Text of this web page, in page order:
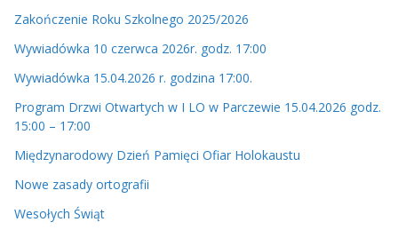
o
Zakończenie Roku Szkolnego 2025/2026
Wywiadówka 10 czerwca 2026r. godz. 17:00
Wywiadówka 15.04.2026 r. godzina 17:00.
Program Drzwi Otwartych w I LO w Parczewie 15.04.2026 godz.
15:00 – 17:00
Międzynarodowy Dzień Pamięci Ofiar Holokaustu
Nowe zasady ortografii
Wesołych Świąt